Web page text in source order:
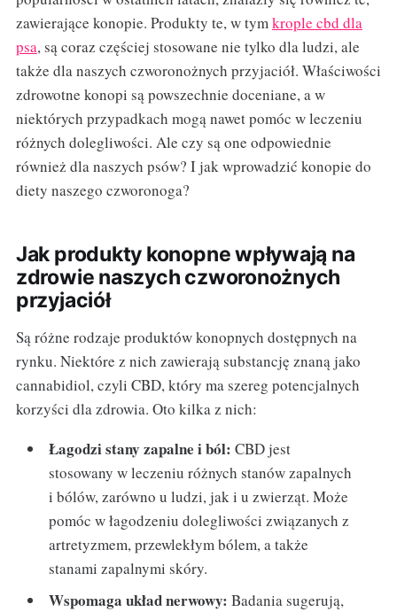
zawierające konopie. Produkty te, w tymkrople cbd dla
psa, są coraz częściej stosowane nie tylko dla ludzi, ale
także dla naszych czworonożnych przyjaciół. Właściwości
zdrowotne konopi są powszechnie doceniane, a w
niektórych przypadkach mogą nawet pomóc w leczeniu
różnych dolegliwości. Ale czy są one odpowiednie
również dla naszych psów? I jak wprowadzić konopie do
diety naszego czworonoga?
Jak produkty konopne wpływają na
zdrowie naszych czworonożnych
przyjaciół
Są różne rodzaje produktów konopnych dostępnych na
rynku. Niektóre z nich zawierają substancję znaną jako
cannabidiol, czyli CBD, który ma szereg potencjalnych
korzyści dla zdrowia. Oto kilka z nich:
Łagodzi stany zapalne i ból: CBD jest
stosowany w leczeniu różnych stanów zapalnych
i bólów, zarówno u ludzi, jak i u zwierząt. Może
pomóc w łagodzeniu dolegliwości związanych z
artretyzmem, przewlekłym bólem, a także
stanami zapalnymi skóry.
Wspomaga układ nerwowy: Badania sugerują,